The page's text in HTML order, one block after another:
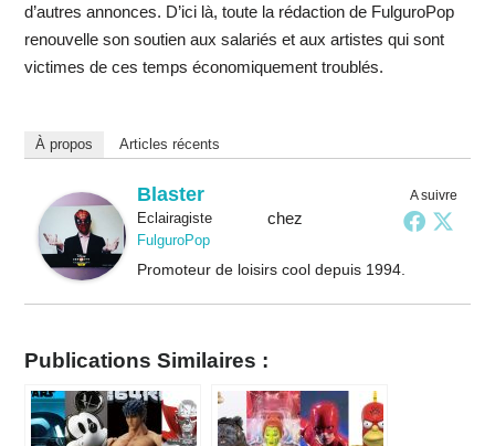
d’autres annonces. D’ici là, toute la rédaction de FulguroPop
renouvelle son soutien aux salariés et aux artistes qui sont
victimes de ces temps économiquement troublés.
À propos Articles récents
A suivre
Blaster
Eclairagistechez
FulguroPop
Promoteur de loisirs cool depuis 1994.
Publications Similaires :